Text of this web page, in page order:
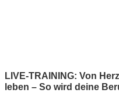
LIVE-TRAINING: Von
leben – So wird deine